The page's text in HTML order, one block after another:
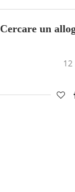
Cercare un